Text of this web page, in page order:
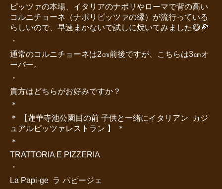
ピッツァの本場、イタリアのナポリやローマで背の高い
コルニチョーネ（ナポリピッツァの縁）が流行っている
らしいので、早速まかないで試しに焼いてみました😋🍕
・
通常のコルニチョーネは2㎝前後ですが、こちらは3㎝オ
ーバー。
・
貴方はどちらがお好みですか？
＊
＊ 【蓮華寺池公園目の前 子供と一緒にイタリアン カジ
ュアルピッツァレストラン 】 ＊
＊
TRATTORIA E PIZZERIA
・
La Papi-ge ラ パピージェ